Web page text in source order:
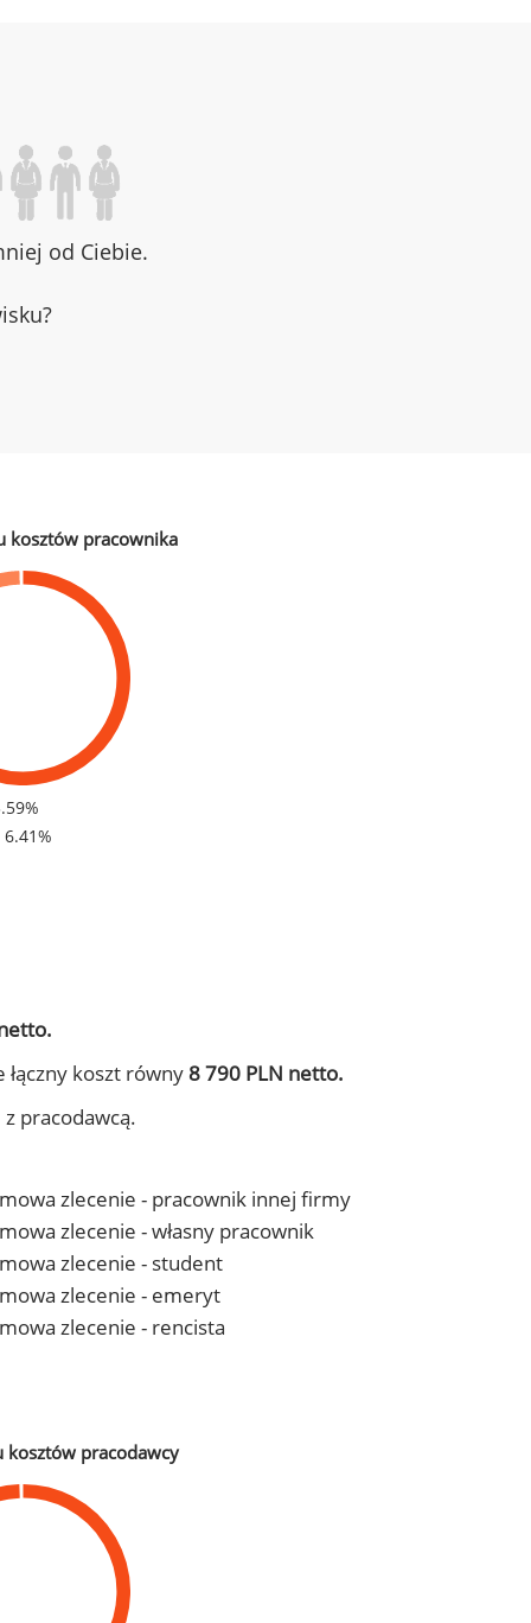
od Ciebie.
kosztów pracownika
koszt równy8 790 PLN netto.
pracodawcą.
zlecenie - pracownik innej firmy
zlecenie - własny pracownik
zlecenie - student
zlecenie - emeryt
zlecenie - rencista
kosztów pracodawcy